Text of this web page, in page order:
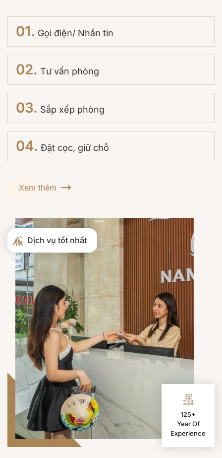
01. Gọi điện/ Nhắn tin
02. Tư vấn phòng
03. Sắp xếp phòng
04. Đặt cọc, giữ chỗ
Xem thêm
Dịch vụ tốt nhất
125+
Year Of
Experience